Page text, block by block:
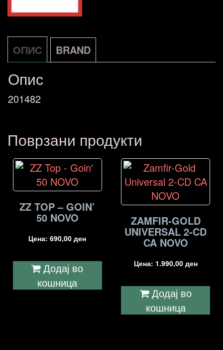
ОПИС BRAND
Опис
201482
Поврзани продукти
ZZ TOP – GOIN’
50 NOVO
Цена:690,00ден
Додај во
кошница
ZAMFIR-GOLD
UNIVERSAL 2-CD
CA NOVO
Цена: 1.990,00 ден
Додај во
кошница